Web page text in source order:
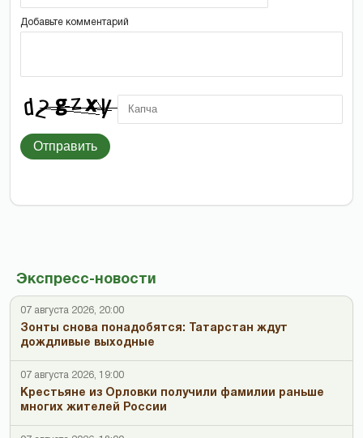
Экспресс-новости
07 августа 2026, 20:00
Зонты снова понадобятся: Татарстан ждут
дождливые выходные
07 августа 2026, 19:00
Крестьяне из Орловки получили фамилии раньше
многих жителей России
Добавьте комментарий
Отправить